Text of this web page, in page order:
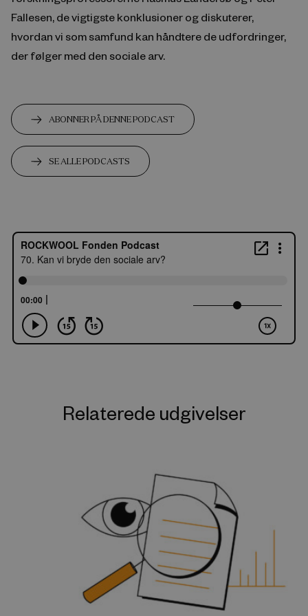
Fallesen, de vigtigste konklusioner og diskuterer,
hvordan vi som samfund kan håndtere de udfordringer,
der følger med den sociale arv.
ABONNER PÅ DENNE PODCAST
SE ALLE PODCASTS
Relaterede udgivelser